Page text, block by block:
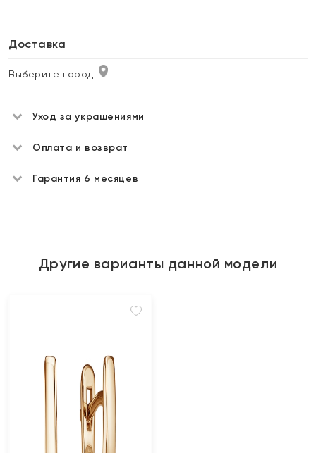
Доставка
Выберите город
Уход за украшениями
Оплата и возврат
Гарантия 6 месяцев
Другие варианты данной модели